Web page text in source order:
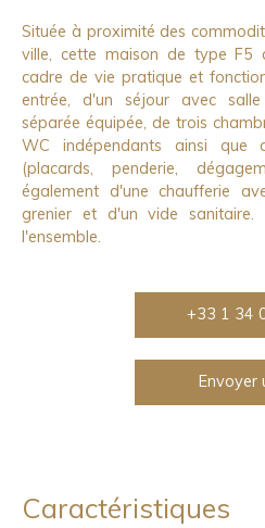
Située à proximité des
ville, cette maison de type F5
cadre de vie pratique et
entrée, d'un séjour avec
séparée équipée, de trois
WC indépendants ainsi que
(placards, penderie,
également d'une chaufferie
grenier et d'un vide sanitaire.
l'ensemble.
+33 1 34
Envoyer
Caractéristiques